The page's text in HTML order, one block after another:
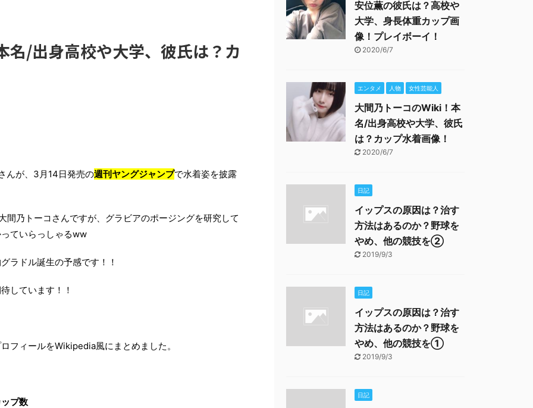
/出身高校や大学、彼氏は？カ
んが、3月14日発売の週刊ヤングジャンプで水着姿を披露
間乃トーコさんですが、グラビアのポージングを研究して
ていらっしゃるww
ラドル誕生の予感です！！
しています！！
フィールをWikipedia風にまとめました。
プ数
安位薫の彼氏は？高校や
大学、身長体重カップ画
像！プレイボーイ！
2020/6/7
エンタメ 人物 女性芸能人
大間乃トーコのWiki！本
名/出身高校や大学、彼氏
は？カップ水着画像！
2020/6/7
日記
イップスの原因は？治す
方法はあるのか？野球を
やめ、他の競技を②
2019/9/3
日記
イップスの原因は？治す
方法はあるのか？野球を
やめ、他の競技を①
2019/9/3
日記